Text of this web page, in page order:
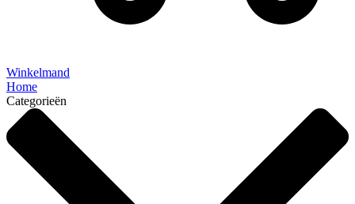
Winkelmand
Home
Categorieën